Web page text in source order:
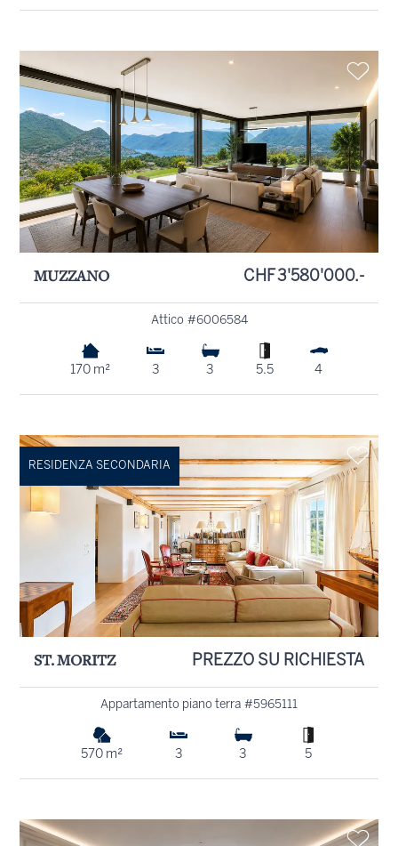
MUZZANO CHF 3'580'000.-
Attico #6006584
170 m² 3 3 5.5 4
RESIDENZA SECONDARIA
ST. MORITZ PREZZO SU RICHIESTA
Appartamento piano terra #5965111
570 m² 3 3 5